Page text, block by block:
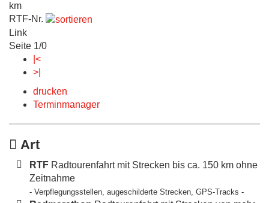
km
RTF-Nr.
Link
Seite 1/0
|<
>|
drucken
Terminmanager
Art
RTF Radtourenfahrt mit Strecken bis ca. 150 km ohne
Zeitnahme
- Verpflegungsstellen, augeschilderte Strecken, GPS-Tracks -